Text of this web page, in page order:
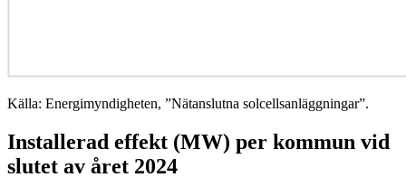
Källa: Energimyndigheten, ”Nätanslutna solcellsanläggningar”.
Installerad effekt (MW) per kommun vid
slutet av året 2024